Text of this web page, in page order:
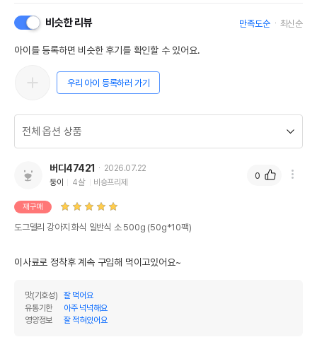
비슷한 리뷰 만족도순 최신순
아이를 등록하면 비슷한 후기를 확인할 수 있어요.
우리 아이 등록하러 가기
버디47421
2026.07.22
둥이
4살 비숑프리제
재구매
도그델리 강아지 화식 일반식 소 500g (50g*10팩)
이사료로 정착후 계속 구입해 먹이고있어요~
맛(기호성)
잘 먹어요
유통기한
아주 넉넉해요
영양정보
잘 적혀있어요
0